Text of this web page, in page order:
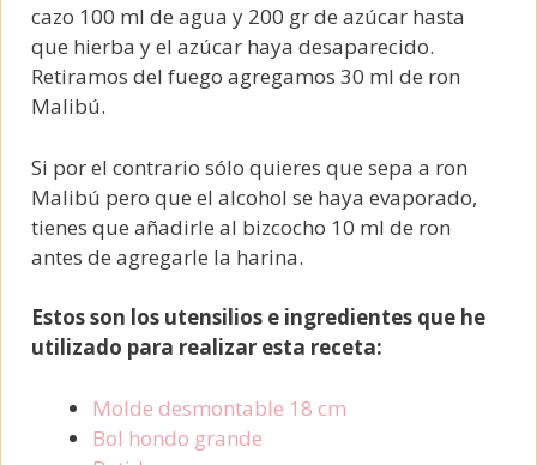
cazo 100 ml de agua y 200 gr de azúcar hasta
que hierba y el azúcar haya desaparecido.
Retiramos del fuego agregamos 30 ml de ron
Malibú.
Si por el contrario sólo quieres que sepa a ron
Malibú pero que el alcohol se haya evaporado,
tienes que añadirle al bizcocho 10 ml de ron
antes de agregarle la harina.
Estos son los utensilios e ingredientes que he
utilizado para realizar esta receta:
Molde desmontable 18 cm
Bol hondo grande